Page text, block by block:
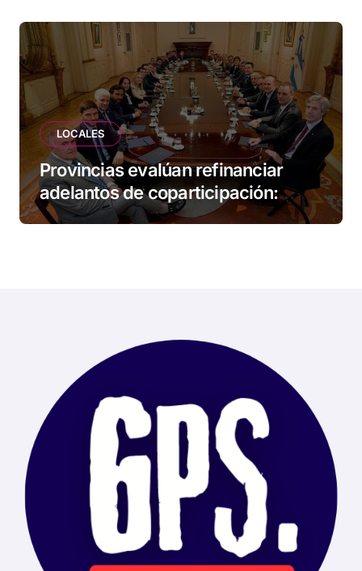
LOCALES
Provincias evalúan refinanciar
adelantos de coparticipación:
Tierra del Fuego, entre las